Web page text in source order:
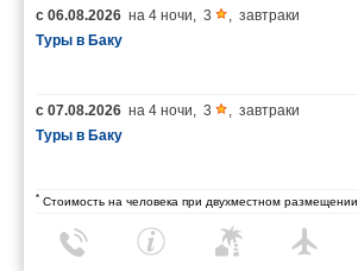
с 06.08.2026 на 4 ночи 3
завтраки
Туры в Баку
с 07.08.2026 на 4 ночи 3
завтраки
Туры в Баку
* Стоимость на человека при двухместном размещении